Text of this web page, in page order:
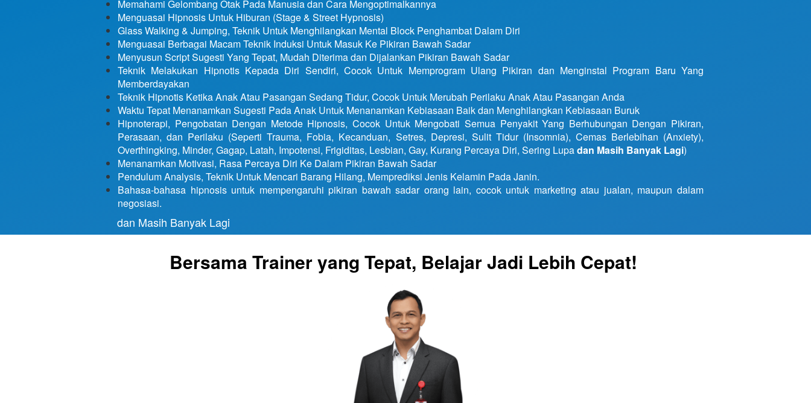
Memahami Gelombang Otak Pada Manusia dan Cara Mengoptimalkannya
Menguasai Hipnosis Untuk Hiburan (Stage & Street Hypnosis)
Glass Walking & Jumping, Teknik Untuk Menghilangkan Mental Block Penghambat Dalam Diri
Menguasai Berbagai Macam Teknik Induksi Untuk Masuk Ke Pikiran Bawah Sadar
Menyusun Script Sugesti Yang Tepat, Mudah Diterima dan Dijalankan Pikiran Bawah Sadar
Teknik Melakukan Hipnotis Kepada Diri Sendiri, Cocok Untuk Memprogram Ulang Pikiran dan Menginstal Program Baru Yang
Memberdayakan
Teknik Hipnotis Ketika Anak Atau Pasangan Sedang Tidur, Cocok Untuk Merubah Perilaku Anak Atau Pasangan Anda
Waktu Tepat Menanamkan Sugesti Pada Anak Untuk Menanamkan Kebiasaan Baik dan Menghilangkan Kebiasaan Buruk
Hipnoterapi, Pengobatan Dengan Metode Hipnosis, Cocok Untuk Mengobati Semua Penyakit Yang Berhubungan Dengan Pikiran,
Perasaan, dan Perilaku (Seperti Trauma, Fobia, Kecanduan, Setres, Depresi, Sulit Tidur (Insomnia), Cemas Berlebihan (Anxiety),
Overthingking, Minder, Gagap, Latah, Impotensi, Frigiditas, Lesbian, Gay, Kurang Percaya Diri, Sering Lupa dan Masih Banyak Lagi)
Menanamkan Motivasi, Rasa Percaya Diri Ke Dalam Pikiran Bawah Sadar
Pendulum Analysis, Teknik Untuk Mencari Barang Hilang, Memprediksi Jenis Kelamin Pada Janin.
Bahasa-bahasa hipnosis untuk mempengaruhi pikiran bawah sadar orang lain, cocok untuk marketing atau jualan, maupun dalam
negosiasi.
   dan Masih Banyak Lagi
Bersama Trainer yang Tepat, Belajar Jadi Lebih Cepat!